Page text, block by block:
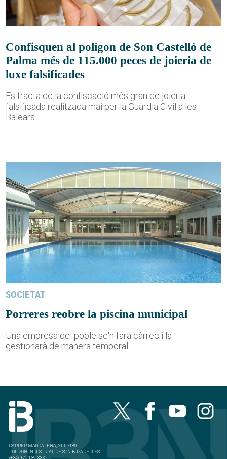
Confisquen al polígon de Son Castelló de
Palma més de 115.000 peces de joieria de
luxe falsificades
Es tracta de la confiscació més gran de joieria
falsificada realitzada mai per la Guàrdia Civil a les
Balears
SOCIETAT
Porreres reobre la piscina municipal
Una empresa del poble se'n farà càrrec i la
gestionarà de manera temporal
CARRER MAGDALENA, 21, 07180
POLÍGON INDUSTRIAL DE SON BUGADELLES
(+34) 971 139 333